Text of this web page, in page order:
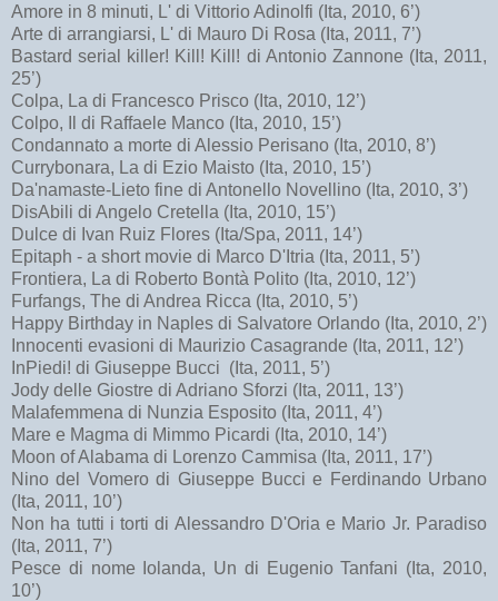
Amore in 8 minuti, L' di Vittorio Adinolfi (Ita, 2010, 6’)
Arte di arrangiarsi, L' di Mauro Di Rosa (Ita, 2011, 7’)
Bastard serial killer! Kill! Kill! di Antonio Zannone (Ita, 2011,
25’)
Colpa, La di Francesco Prisco (Ita, 2010, 12’)
Colpo, Il di Raffaele Manco (Ita, 2010, 15’)
Condannato a morte di Alessio Perisano (Ita, 2010, 8’)
Currybonara, La di Ezio Maisto (Ita, 2010, 15’)
Da'namaste-Lieto fine di Antonello Novellino (Ita, 2010, 3’)
DisAbili di Angelo Cretella (Ita, 2010, 15’)
Dulce di Ivan Ruiz Flores (Ita/Spa, 2011, 14’)
Epitaph - a short movie di Marco D'Itria (Ita, 2011, 5’)
Frontiera, La di Roberto Bontà Polito (Ita, 2010, 12’)
Furfangs, The di Andrea Ricca (Ita, 2010, 5’)
Happy Birthday in Naples di Salvatore Orlando (Ita, 2010, 2’)
Innocenti evasioni di Maurizio Casagrande (Ita, 2011, 12’)
InPiedi! di Giuseppe Bucci (Ita, 2011, 5’)
Jody delle Giostre di Adriano Sforzi (Ita, 2011, 13’)
Malafemmena di Nunzia Esposito (Ita, 2011, 4’)
Mare e Magma di Mimmo Picardi (Ita, 2010, 14’)
Moon of Alabama di Lorenzo Cammisa (Ita, 2011, 17’)
Nino del Vomero di Giuseppe Bucci e Ferdinando Urbano
(Ita, 2011, 10’)
Non ha tutti i torti di Alessandro D'Oria e Mario Jr. Paradiso
(Ita, 2011, 7’)
Pesce di nome Iolanda, Un di Eugenio Tanfani (Ita, 2010,
10’)